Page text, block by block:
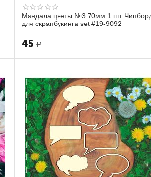
Мандала цветы №3 70мм 1 шт.
для скрапбукинга set #19-9092
45 Р